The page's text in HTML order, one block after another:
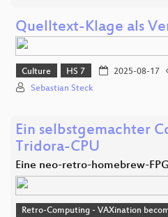
Quelltext-Klage als
Culture HS 7 2025-08-17
Sebastian Steck
Ein selbstgemachter
Tridora-CPU
Eine neo-retro-homebrew-
Retro-Computing - VAXination